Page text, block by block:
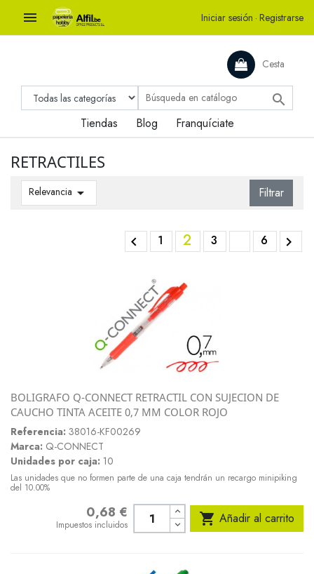
 Iniciar sesión · Registrarse
Cesta

Tiendas Blog Franquíciate
RETRACTILES
Relevancia  Filtrar
 1 2 3 6 
BOLIGRAFO Q-CONNECT RETRACTIL CON SUJECION DE
CAUCHO TINTA ACEITE 0,7 MM COLOR ROJO
Referencia: 38016-KF00269
Marca: Q-CONNECT
Unidades por caja: 10
Las unidades que no formen parte de una caja tendrán un recargo minipiking
del 10.00%
0,68 €
Impuestos incluidos  Añadir al carrito